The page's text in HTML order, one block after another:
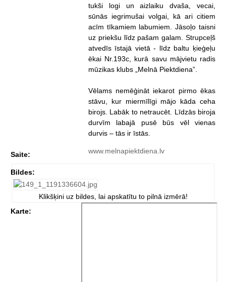
tukši logi un aizlaiku dvaša, vecai,
sūnās iegrimušai volgai, kā ari citiem
acīm tīkamiem labumiem. Jāsoļo taisni
uz priekšu līdz pašam galam. Strupceļš
atvedīs īstajā vietā - līdz baltu ķieģeļu
ēkai Nr.193c, kurā savu mājvietu radis
mūzikas klubs „Melnā Piektdiena”.
Vēlams nemēģināt iekarot pirmo ēkas
stāvu, kur miermīlīgi mājo kāda ceha
birojs. Labāk to netraucēt. Līdzās biroja
durvīm labajā pusē būs vēl vienas
durvis – tās ir īstās.
Saite: www.melnapiektdiena.lv
Bildes:
Klikšķini uz bildes, lai apskatītu to pilnā izmērā!
Karte: